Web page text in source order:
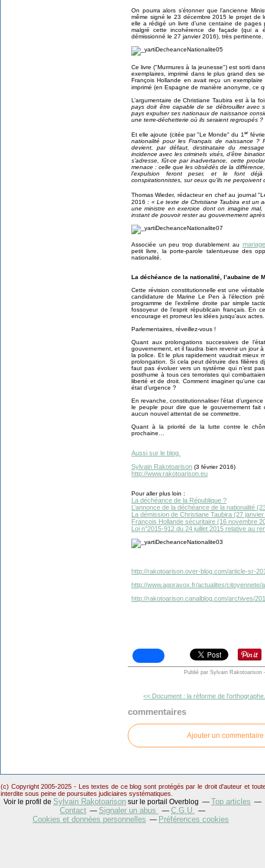
On pourra alors s’étonner que l’ancienne
même signé le 23 décembre 2015 le projet de
elle a rédigé un livre d’une centaine de
malgré cette incohérence de façade (qui a
démissionné le 27 janvier 2016), très pertinente.
Ce livre ("Murmures à la jeunesse") est sorti
exemplaires, imprimé dans le plus grand des
François Hollande en avait reçu un
imprimé (en Espagne de manière anonyme, ce
L’argumentaire de Christiane Taubira est à la
pays doit être capable de se débrouiller avec
pays expulser ses nationaux de naissance
une terre-déchetterie où ils seraient regroupés ?
Et elle ajoute (citée par "Le Monde" du 1 er
nationalité pour les Français de naissance ?
devient, par défaut, destinataire du
incidence avec les criminels visés, d’être
s’adresse, fût-ce par inadvertance, cette
menace : celle que les obsédés de la
l’expulsion feront peser, et le font
conspirationnistes, sur ceux qu’ils ne
Thomas Wieder, rédacteur en chef au journal
2016 : « Le texte de Christiane Taubira est un
une ministre en exercice dont on imagine
instant de pouvoir rester au gouvernement après
Associée un peu trop durablement au
petit livre, la porte-parole talentueuse des
nationalité.
La déchéance de la nationalité, l’aubaine de
Cette révision constitutionnelle est une
candidature de Marine Le Pen à l’élection
programme de l’extrême droite par simple
fossoyeur de l’esprit républicain français. En
encourage et promeut les idées jusqu’aux actes.
Parlementaires, réveillez-vous !
Quant aux prolongations successives de
gouvernement, et il faudra bien revenir un jour
la police. Et le plus rapidement vaudrait mieux
prolongation. Si cela peut détruire des filières
faut pas évoluer vers un système qui n’est
posthume à tous ces terroristes qui
liberté et de droit. Comment imaginer qu’une
état d’urgence ?
En revanche, constitutionnaliser l’état
le peuple pour dire que le gouvernement fait
aucun nouvel attentat de se commettre.
Quant à la priorité de la lutte contre le
prochaine…
Aussi sur le blog.
Sylvain Rakotoarison (3 février 2016)
http://www.rakotoarison.eu
Pour aller plus loin :
La déchéance de la République ?
L’annonce de la déchéance de la nationalité
La démission de Christiane Taubira (27
François Hollande sécuritaire (16 novembre
Loi n°2015-912 du 24 juillet 2015 relative au
http://rakotoarison.over-blog.com/article-sr-
http://www.agoravox.fr/actualites/
http://rakotoarison.canalblog.com/archives/
Publié par Sylvain Rakotoarison -
<< Document : la réforme de
commentaires
Ajouter un commentaire
(c) Copyright 2005-2025 - Les textes de ce blog sont protégés par le droit d'auteur et
interdite sous peine de poursuites judiciaires systématiques.
Voir le profil de Sylvain Rakotoarison sur le portail Overblog
Top articles
Contact
Signaler un abus
C.G.U.
Cookies et données personnelles
Préférences cookies